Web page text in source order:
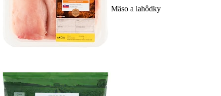
Mäso a lahôdky